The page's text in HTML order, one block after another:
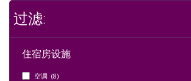
过滤:
住宿房设施
空调 (8)